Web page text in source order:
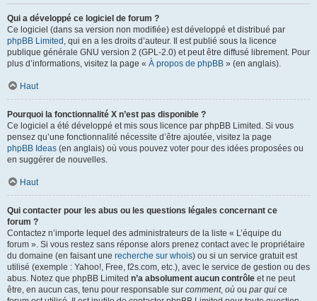
Qui a développé ce logiciel de forum ?
Ce logiciel (dans sa version non modifiée) est développé et distribué par
phpBB Limited , qui en a les droits d’auteur. Il est publié sous la licence
publique générale GNU version 2 (GPL-2.0) et peut être diffusé librement. Pour
plus d’informations, visitez la page « À propos de phpBB » (en anglais).
Haut
Pourquoi la fonctionnalité X n’est pas disponible ?
Ce logiciel a été développé et mis sous licence par phpBB Limited. Si vous
pensez qu’une fonctionnalité nécessite d’être ajoutée, visitez la page
phpBB Ideas (en anglais) où vous pouvez voter pour des idées proposées ou
en suggérer de nouvelles.
Haut
Qui contacter pour les abus ou les questions légales concernant ce
forum ?
Contactez n’importe lequel des administrateurs de la liste « L’équipe du
forum ». Si vous restez sans réponse alors prenez contact avec le propriétaire
du domaine (en faisant une recherche sur whois) ou si un service gratuit est
utilisé (exemple : Yahoo!, Free, f2s.com, etc.), avec le service de gestion ou des
abus. Notez que phpBB Limited n’a absolument aucun contrôle et ne peut
être, en aucun cas, tenu pour responsable sur comment, où ou par qui ce